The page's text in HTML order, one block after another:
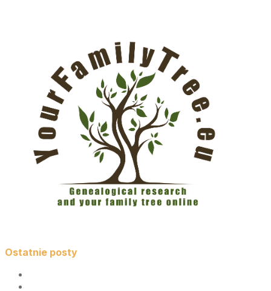
Ostatnie posty